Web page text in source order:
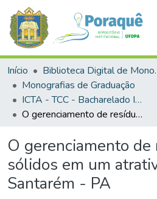
Início
Biblioteca
Monografias de Graduação
ICTA - TCC - Bacharelado Interdisciplinar em Ciência e Tecnologia das Águas
O gerenciamento de resíduos sólidos em um atrativo turístico em Santarém - PA
O gerenciamento de
sólidos em um
Santarém - PA